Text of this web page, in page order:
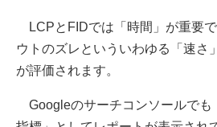
LCPとFIDでは「時間」が重要
ウトのズレといういわゆる「速さ
が評価されます。
Googleのサーチコンソールでも